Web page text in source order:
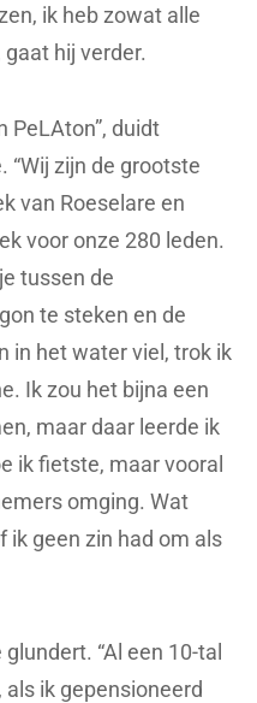
ik heb zowat alle
gaat hij verder.
PeLAton”, duidt
zijn de grootste
van Roeselare en
voor onze 280 leden.
tussen de
te steken en de
in het water viel, trok ik
Ik zou het bijna een
maar daar leerde ik
ik fietste, maar vooral
omging. Wat
ik geen zin had om als
“Al een 10-tal
ik gepensioneerd